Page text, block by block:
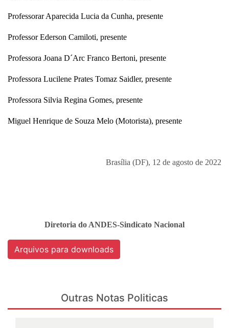
Professorar Aparecida Lucia da Cunha, presente
Professor Ederson Camiloti, presente
Professora Joana D´Arc Franco Bertoni, presente
Professora Lucilene Prates Tomaz Saidler, presente
Professora Silvia Regina Gomes, presente
Miguel Henrique de Souza Melo (Motorista), presente
Brasília (DF), 12 de agosto de 2022
Diretoria do ANDES-Sindicato Nacional
Arquivos para downloads
Outras Notas Politicas